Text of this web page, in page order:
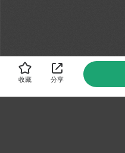
收藏 分享